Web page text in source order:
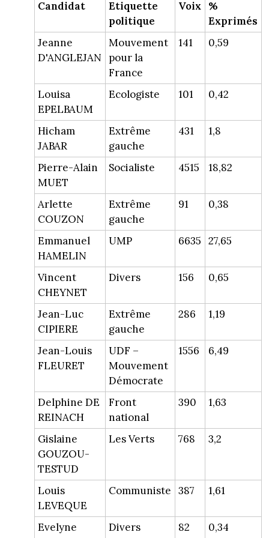
Candidat
Etiquette
politique
Voix
%
Exprimés
Jeanne
D'ANGLEJAN
Mouvement
pour la
France
141 0,59
Louisa
EPELBAUM
Ecologiste 101 0,42
Hicham
JABAR
Extrême
gauche
431 1,8
Pierre-Alain
MUET
Socialiste 4515 18,82
Arlette
COUZON
Extrême
gauche
91 0,38
Emmanuel
HAMELIN
UMP 6635 27,65
Vincent
CHEYNET
Divers 156 0,65
Jean-Luc
CIPIERE
Extrême
gauche
286 1,19
Jean-Louis
FLEURET
UDF –
Mouvement
Démocrate
1556 6,49
Delphine DE
REINACH
Front
national
390 1,63
Gislaine
GOUZOU-
TESTUD
Les Verts 768 3,2
Louis
LEVEQUE
Communiste 387 1,61
Evelyne
Divers 82 0,34